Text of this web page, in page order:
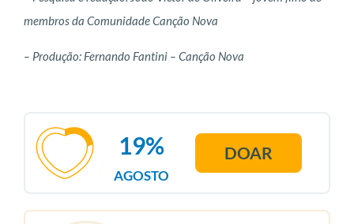
membros da Comunidade Canção Nova
– Produção: Fernando Fantini – Canção Nova
AGOSTO
19% DOAR